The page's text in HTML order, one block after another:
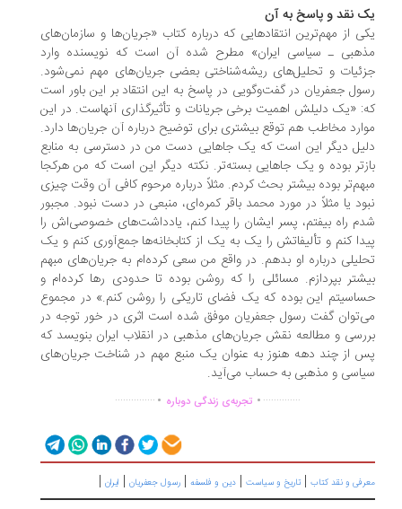
نقد و پاسخ به آن
از مهم‌ترین انتقادهایی که درباره کتاب «جریان‌ها و سازمان‌های
ـ سیاسی ایران» مطرح شده آن است که نویسنده وارد
و تحلیل‌های ریشه‌شناختی بعضی جریان‌های مهم نمی‌شود.
جعفریان در گفت‌وگویی در پاسخ به این انتقاد بر این باور است
«یک دلیلش اهمیت برخی جریانات و تأثیرگذاری آنهاست. در این
مخاطب هم توقع بیشتری برای توضیح درباره آن جریان‌ها دارد.
دیگر این است که یک جاهایی دست من در دسترسی به منابع
بوده و یک جاهایی بسته‌تر. نکته دیگر این است که من هرکجا
بوده بیشتر بحث کردم. مثلاً درباره مرحوم کافی آن وقت چیزی
یا مثلاً در مورد محمد باقر کمره‌ای، منبعی در دست نبود. مجبور
راه بیفتم، پسر ایشان را پیدا کنم، یادداشت‌های خصوصی‌اش را
کنم و تألیفاتش را یک به یک از کتابخانه‌ها جمع‌آوری کنم و یک
درباره او بدهم. در واقع من سعی کرده‌ام به جریان‌های مبهم
بپردازم. مسائلی را که روشن بوده تا حدودی رها کرده‌ام و
این بوده که یک فضای تاریکی را روشن کنم.» در مجموع
گفت رسول جعفریان موفق شده است اثری در خور توجه در
و مطالعه نقش جریان‌های مذهبی در انقلاب ایران بنویسد که
از چند دهه هنوز به عنوان یک منبع مهم در شناخت جریان‌های
و مذهبی به حساب می‌آید.
............... .تجربه‌ی زندگی دوباره ...............
و نقد کتاب|تاریخ و سیاست |دین و فلسفه|رسول جعفریان|ایران|